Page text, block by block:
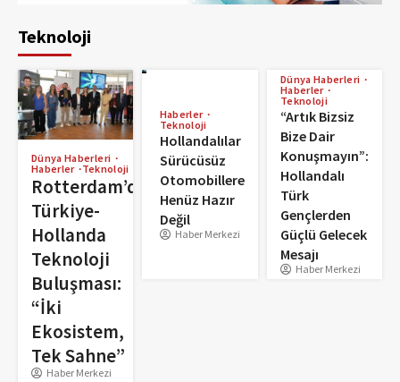
Teknoloji
Dünya Haberleri
Haberler Teknoloji
Rotterdam’da
Türkiye-
Hollanda
Teknoloji
Buluşması:
“İki
Ekosistem,
Tek Sahne”
Haber Merkezi
Haberler
Teknoloji
Hollandalılar
Sürücüsüz
Otomobillere
Henüz Hazır
Değil
Haber Merkezi
Dünya Haberleri
Haberler
Teknoloji
“Artık Bizsiz
Bize Dair
Konuşmayın”:
Hollandalı
Türk
Gençlerden
Güçlü Gelecek
Mesajı
Haber Merkezi